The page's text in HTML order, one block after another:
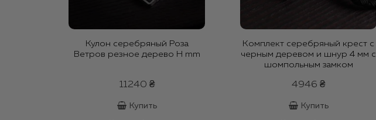
Кулон серебряный Роза
Ветров резное дерево H mm
11240 ₴
Купить
Комплект серебряный крест с
черным деревом и шнур 4 мм с
шомпольным замком
4946 ₴
Купить